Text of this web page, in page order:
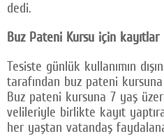
dedi.
Buz Pateni Kursu için
Tesiste günlük kullanımın
tarafından buz pateni
Buz pateni kursuna 7 yaş
velileriyle birlikte kayıt
her yaştan vatandaş